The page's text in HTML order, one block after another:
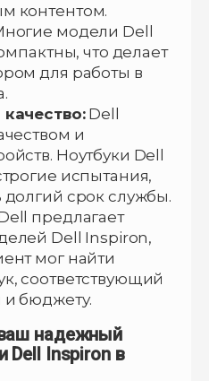
контентом.
модели Dell
что делает
для работы в
Dell
и
Ноутбуки Dell
испытания,
долгий срок службы.
предлагает
Dell Inspiron,
мог найти
соответствующий
и бюджету.
надежный
Dell Inspiron в